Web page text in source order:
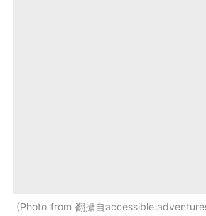
Photo from 翻攝自